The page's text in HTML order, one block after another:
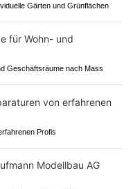
Gärten und Grünflächen
Geschäftsräume nach Mass
Profis